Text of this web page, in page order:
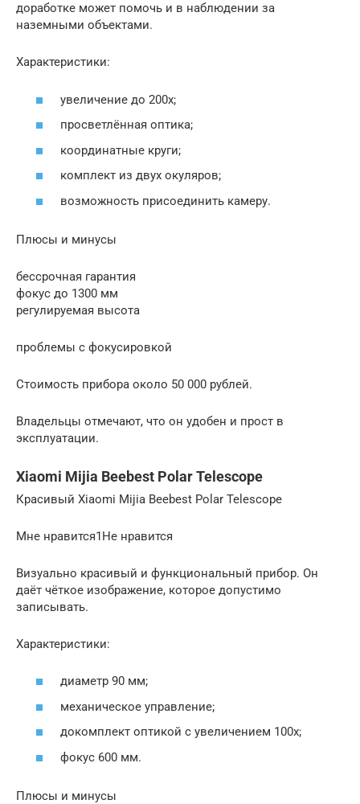
доработке может помочь и в наблюдении за
наземными объектами.
Характеристики:
увеличение до 200х;
просветлённая оптика;
координатные круги;
комплект из двух окуляров;
возможность присоединить камеру.
Плюсы и минусы
бессрочная гарантия
фокус до 1300 мм
регулируемая высота
проблемы с фокусировкой
Стоимость прибора около 50 000 рублей.
Владельцы отмечают, что он удобен и прост в
эксплуатации.
Xiaomi Mijia Beebest Polar Telescope
Красивый Xiaomi Mijia Beebest Polar Telescope
Мне нравится1Не нравится
Визуально красивый и функциональный прибор. Он
даёт чёткое изображение, которое допустимо
записывать.
Характеристики:
диаметр 90 мм;
механическое управление;
докомплект оптикой с увеличением 100х;
фокус 600 мм.
Плюсы и минусы